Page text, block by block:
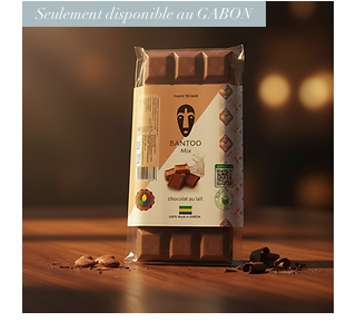
Seulement disponible au GABON